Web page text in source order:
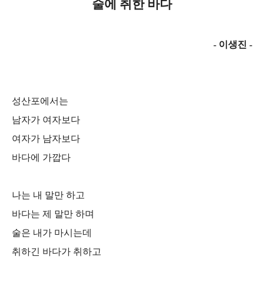
술에 취한 바다
- 이생진 -
성산포에서는
남자가 여자보다
여자가 남자보다
바다에 가깝다
나는 내 말만 하고
바다는 제 말만 하며
술은 내가 마시는데
취하긴 바다가 취하고